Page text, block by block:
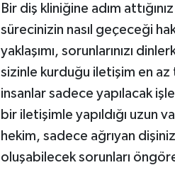
Bir diş kliniğine adım
sürecinizin nasıl geçeceği
yaklaşımı, sorunlarınızı
sizinle kurduğu iletişim en
insanlar sadece yapılacak
bir iletişimle yapıldığı uzun
hekim, sadece ağrıyan
oluşabilecek sorunları